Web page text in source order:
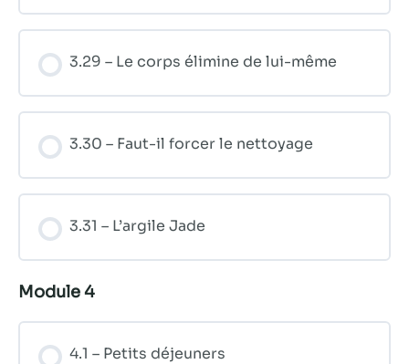
3.29 – Le corps élimine de lui-même
3.30 – Faut-il forcer le nettoyage
3.31 – L’argile Jade
Module 4
4.1 – Petits déjeuners